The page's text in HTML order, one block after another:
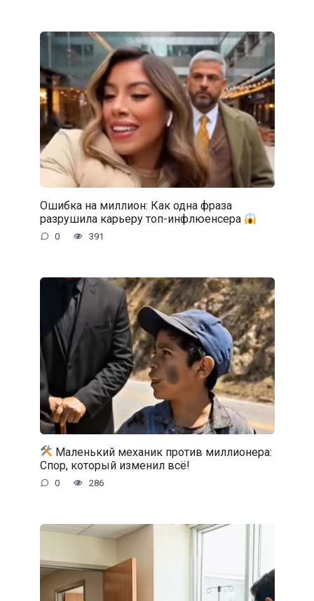
Ошибка на миллион: Как одна фраза
разрушила карьеру топ-инфлюенсера
0 391
Маленький механик против миллионера:
Спор, который изменил всё!
0 286